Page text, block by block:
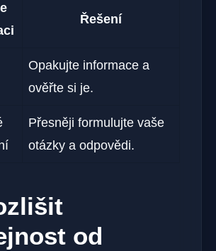
Řešení
Opakujte informace a
ověřte si je.
Přesněji formulujte vaše
otázky a odpovědi.
od